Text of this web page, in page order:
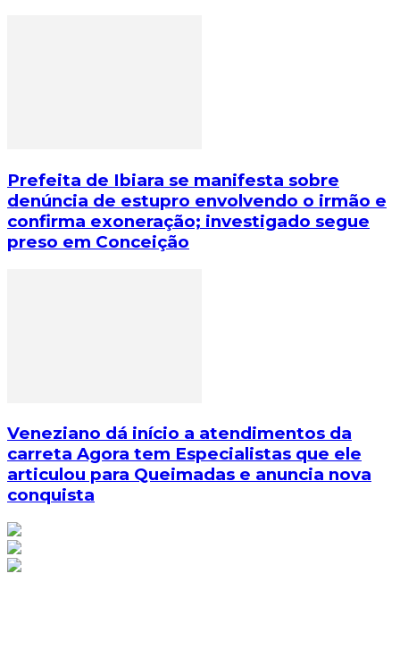
Prefeita de Ibiara se manifesta sobre
denúncia de estupro envolvendo o irmão e
confirma exoneração; investigado segue
preso em Conceição
Veneziano dá início a atendimentos da
carreta Agora tem Especialistas que ele
articulou para Queimadas e anuncia nova
conquista